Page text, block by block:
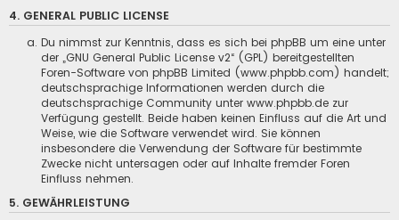
4. GENERAL PUBLIC LICENSE
Du nimmst zur Kenntnis, dass es sich bei phpBB um eine unter
der „GNU General Public License v2“ (GPL) bereitgestellten
Foren-Software von phpBB Limited (www.phpbb.com) handelt;
deutschsprachige Informationen werden durch die
deutschsprachige Community unter www.phpbb.de zur
Verfügung gestellt. Beide haben keinen Einfluss auf die Art und
Weise, wie die Software verwendet wird. Sie können
insbesondere die Verwendung der Software für bestimmte
Zwecke nicht untersagen oder auf Inhalte fremder Foren
Einfluss nehmen.
5. GEWÄHRLEISTUNG